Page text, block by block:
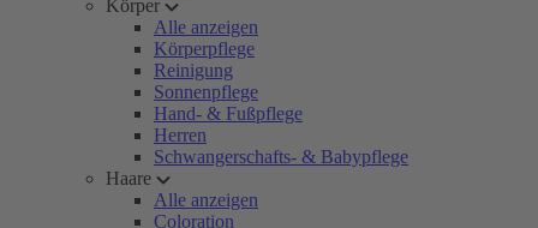
Körper
Alle anzeigen
Körperpflege
Reinigung
Sonnenpflege
Hand- & Fußpflege
Herren
Schwangerschafts- & Babypflege
Haare
Alle anzeigen
Coloration